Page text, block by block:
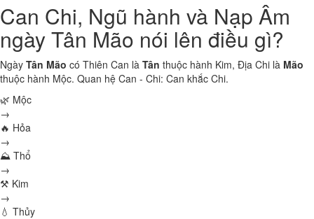
Can Chi, Ngũ hành và Nạp Âm
ngày Tân Mão nói lên điều gì?
Ngày Tân Mão có Thiên Can là Tân thuộc hành Kim, Địa Chi là Mão
thuộc hành Mộc. Quan hệ Can - Chi: Can khắc Chi.
🌿 Mộc
→
🔥 Hỏa
→
⛰ Thổ
→
⚒ Kim
→
💧 Thủy